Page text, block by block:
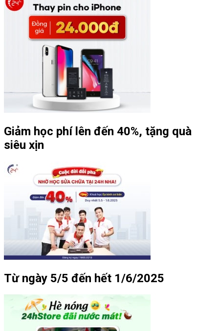
Giảm học phí lên đến 40%, tặng quà
siêu xịn
Từ ngày 5/5 đến hết 1/6/2025